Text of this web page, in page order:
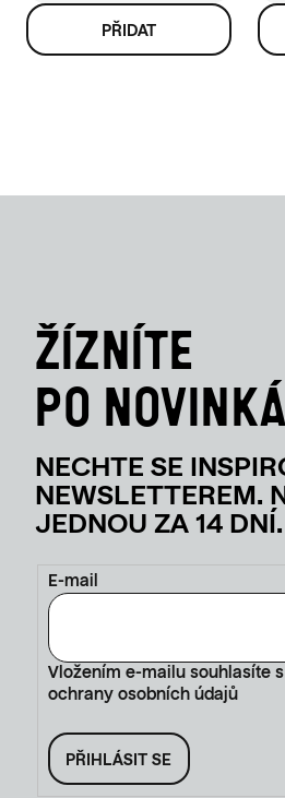
E-mail
Vložením e-mailu souhlasíte s
ochrany osobních údajů
PŘIHLÁSIT SE